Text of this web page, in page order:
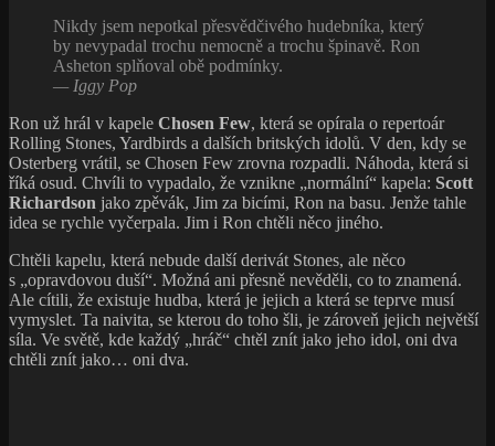
Nikdy jsem nepotkal přesvědčivého hudebníka, který
by nevypadal trochu nemocně a trochu špinavě. Ron
Asheton splňoval obě podmínky.
— Iggy Pop
Ron už hrál v kapele Chosen Few, která se opírala o repertoár
Rolling Stones, Yardbirds a dalších britských idolů. V den, kdy se
Osterberg vrátil, se Chosen Few zrovna rozpadli. Náhoda, která si
říká osud. Chvíli to vypadalo, že vznikne „normální“ kapela: Scott
Richardson jako zpěvák, Jim za bicími, Ron na basu. Jenže tahle
idea se rychle vyčerpala. Jim i Ron chtěli něco jiného.
Chtěli kapelu, která nebude další derivát Stones, ale něco
s „opravdovou duší“. Možná ani přesně nevěděli, co to znamená.
Ale cítili, že existuje hudba, která je jejich a která se teprve musí
vymyslet. Ta naivita, se kterou do toho šli, je zároveň jejich největší
síla. Ve světě, kde každý „hráč“ chtěl znít jako jeho idol, oni dva
chtěli znít jako… oni dva.